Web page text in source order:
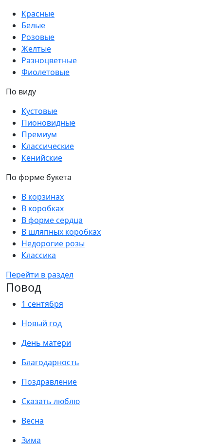
Красные
Белые
Розовые
Желтые
Разноцветные
Фиолетовые
По виду
Кустовые
Пионовидные
Премиум
Классические
Кенийские
По форме букета
В корзинах
В коробках
В форме сердца
В шляпных коробках
Недорогие розы
Классика
Перейти в раздел
Повод
1 сентября
Новый год
День матери
Благодарность
Поздравление
Сказать люблю
Весна
Зима